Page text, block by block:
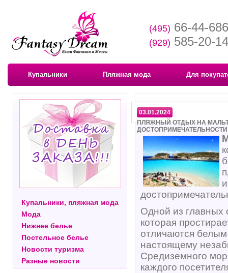
(495) 66-44-686
(929) 585-20-14
Купальники Пляжная мода Для
Купальники, пляжная мода
Мода
Нижнее белье
Постельное белье
Новости туризма
Разные новости
03.01.2024
ПЛЯЖНЫЙ ОТДЫХ НА
ДОСТОПРИМЕЧАТЕЛЬНОСТИ
Одной из главных
которая
отличаются белым
настоящему
Средиземного
каждого